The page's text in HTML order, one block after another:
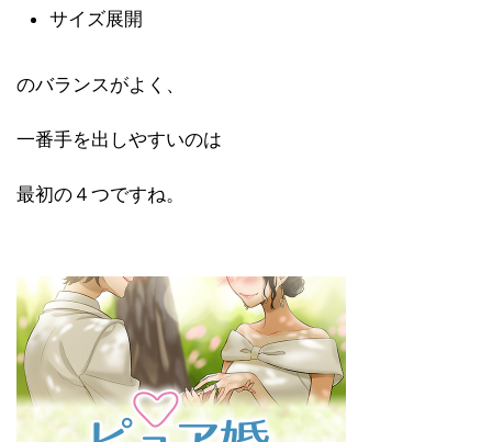
サイズ展開
のバランスがよく、
一番手を出しやすいのは
最初の４つですね。